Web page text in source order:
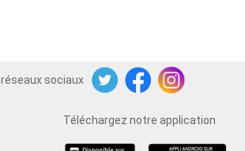
sociaux
TwitterFacebookInstagram
Téléchargez notre application